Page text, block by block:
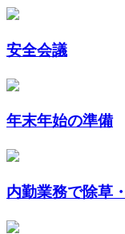
安全会議
年末年始の準備
内勤業務で除草